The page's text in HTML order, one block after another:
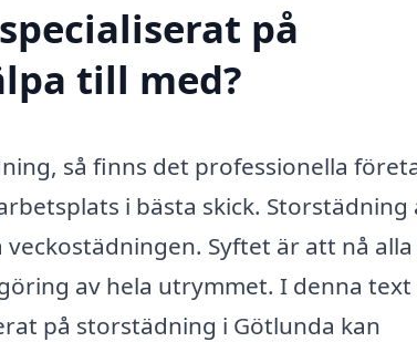
på
till med?
så finns det professionella
i bästa skick. Storstädning
Syftet är att nå alla
av hela utrymmet. I denna text
på storstädning i Götlunda kan